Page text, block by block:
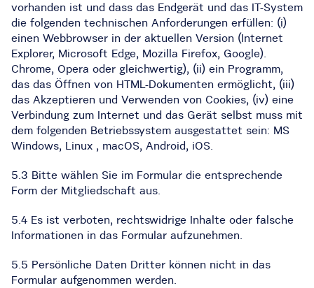
vorhanden ist und dass das Endgerät und das IT-System
die folgenden technischen Anforderungen erfüllen: (i)
einen Webbrowser in der aktuellen Version (Internet
Explorer, Microsoft Edge, Mozilla Firefox, Google).
Chrome, Opera oder gleichwertig), (ii) ein Programm,
das das Öffnen von HTML-Dokumenten ermöglicht, (iii)
das Akzeptieren und Verwenden von Cookies, (iv) eine
Verbindung zum Internet und das Gerät selbst muss mit
dem folgenden Betriebssystem ausgestattet sein: MS
Windows, Linux , macOS, Android, iOS.
5.3 Bitte wählen Sie im Formular die entsprechende
Form der Mitgliedschaft aus.
5.4 Es ist verboten, rechtswidrige Inhalte oder falsche
Informationen in das Formular aufzunehmen.
5.5 Persönliche Daten Dritter können nicht in das
Formular aufgenommen werden.